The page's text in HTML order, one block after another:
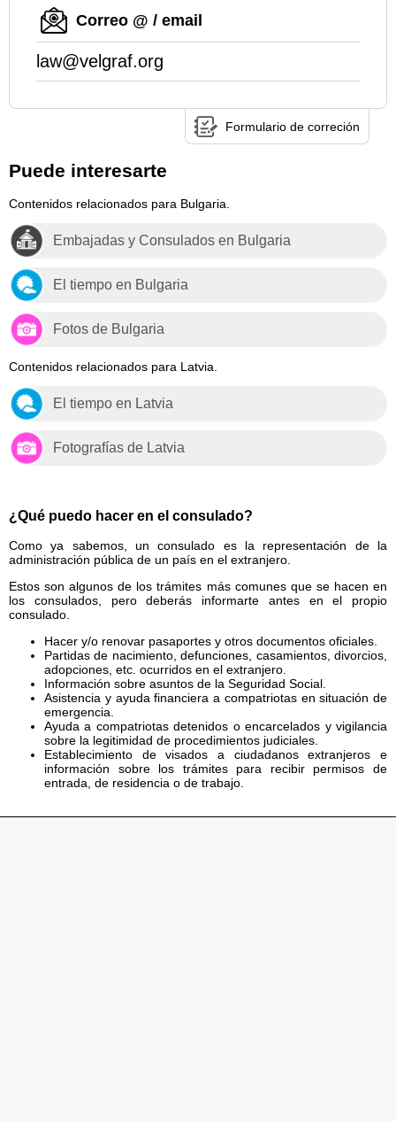
Correo @ / email
law@velgraf.org
Formulario de correción
Puede interesarte
Contenidos relacionados para Bulgaria.
Embajadas y Consulados en Bulgaria
El tiempo en Bulgaria
Fotos de Bulgaria
Contenidos relacionados para Latvia.
El tiempo en Latvia
Fotografías de Latvia
¿Qué puedo hacer en el consulado?
Como ya sabemos, un consulado es la representación de la
administración pública de un país en el extranjero.
Estos son algunos de los trámites más comunes que se hacen en
los consulados, pero deberás informarte antes en el propio
consulado.
Hacer y/o renovar pasaportes y otros documentos oficiales.
Partidas de nacimiento, defunciones, casamientos, divorcios,
adopciones, etc. ocurridos en el extranjero.
Información sobre asuntos de la Seguridad Social.
Asistencia y ayuda financiera a compatriotas en situación de
emergencia.
Ayuda a compatriotas detenidos o encarcelados y vigilancia
sobre la legitimidad de procedimientos judiciales.
Establecimiento de visados a ciudadanos extranjeros e
información sobre los trámites para recibir permisos de
entrada, de residencia o de trabajo.